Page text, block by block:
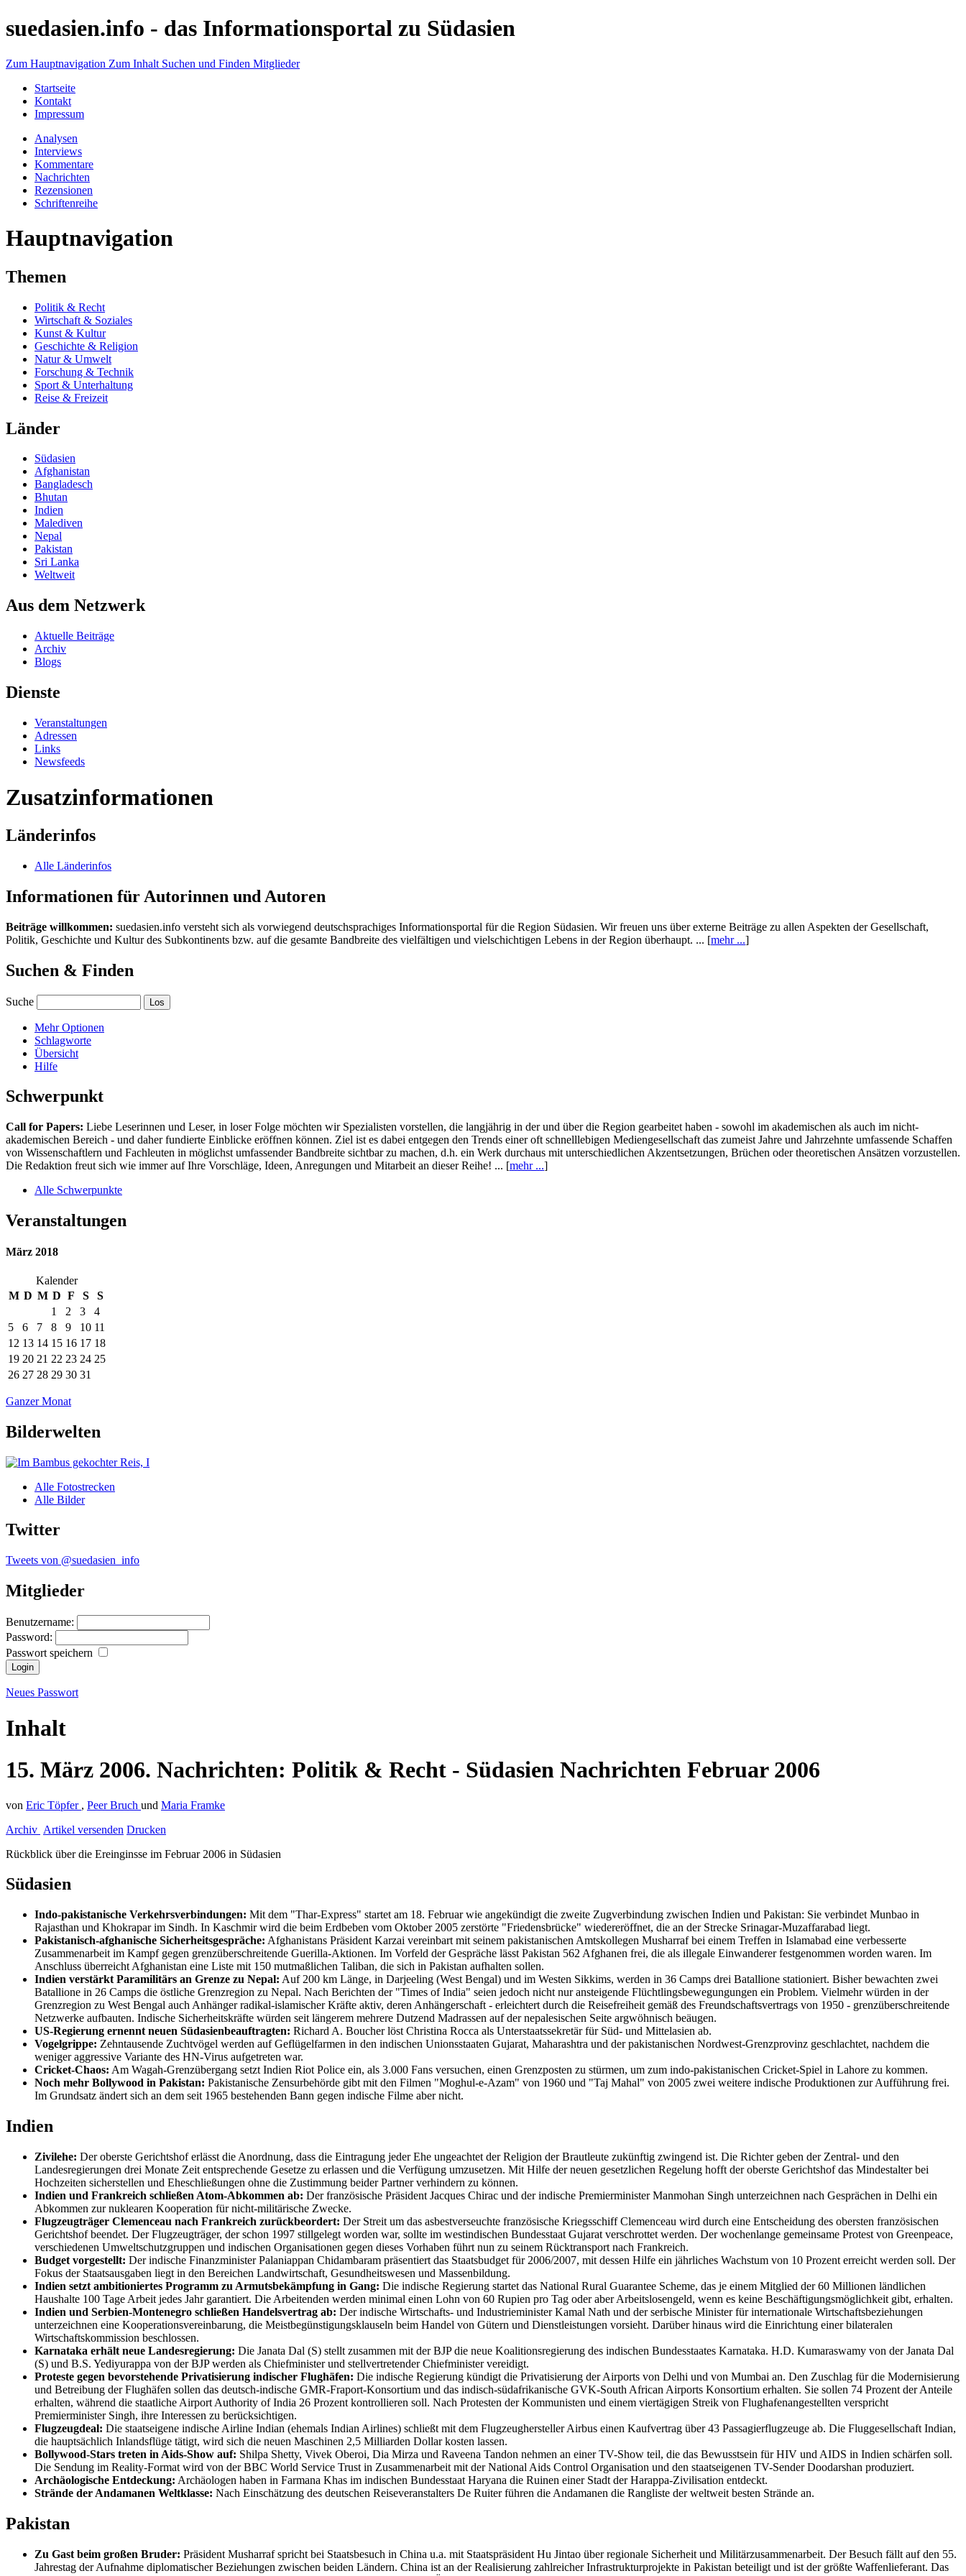
suedasien.info - das Informationsportal zu Südasien
Zum Hauptnavigation Zum Inhalt Suchen und Finden Mitglieder
Startseite
Kontakt
Impressum
Analysen
Interviews
Kommentare
Nachrichten
Rezensionen
Schriftenreihe
Hauptnavigation
Themen
Politik & Recht
Wirtschaft & Soziales
Kunst & Kultur
Geschichte & Religion
Natur & Umwelt
Forschung & Technik
Sport & Unterhaltung
Reise & Freizeit
Länder
Südasien
Afghanistan
Bangladesch
Bhutan
Indien
Malediven
Nepal
Pakistan
Sri Lanka
Weltweit
Aus dem Netzwerk
Aktuelle Beiträge
Archiv
Blogs
Dienste
Veranstaltungen
Adressen
Links
Newsfeeds
Zusatzinformationen
Länderinfos
Alle Länderinfos
Informationen für Autorinnen und Autoren
Beiträge willkommen: suedasien.info versteht sich als vorwiegend deutschsprachiges Informationsportal für die Region Südasien. Wir freuen uns über externe Beiträge zu allen Aspekten der Gesellschaft,
Politik, Geschichte und Kultur des Subkontinents bzw. auf die gesamte Bandbreite des vielfältigen und vielschichtigen Lebens in der Region überhaupt. ... [mehr ...]
Suchen & Finden
Suche
Mehr Optionen
Schlagworte
Übersicht
Hilfe
Schwerpunkt
Call for Papers: Liebe Leserinnen und Leser, in loser Folge möchten wir Spezialisten vorstellen, die langjährig in der und über die Region gearbeitet haben - sowohl im akademischen als auch im nicht-
akademischen Bereich - und daher fundierte Einblicke eröffnen können. Ziel ist es dabei entgegen den Trends einer oft schnelllebigen Mediengesellschaft das zumeist Jahre und Jahrzehnte umfassende Schaffen
von Wissenschaftlern und Fachleuten in möglichst umfassender Bandbreite sichtbar zu machen, d.h. ein Werk durchaus mit unterschiedlichen Akzentsetzungen, Brüchen oder theoretischen Ansätzen vorzustellen.
Die Redaktion freut sich wie immer auf Ihre Vorschläge, Ideen, Anregungen und Mitarbeit an dieser Reihe! ... [mehr ...]
Alle Schwerpunkte
Veranstaltungen
März 2018
Kalender
M D M D F S
S
1
2 3
4
5
6 7 8 9 10 11
12 13 14 15 16 17 18
19 20 21 22 23 24 25
26 27 28 29 30 31
Ganzer Monat
Bilderwelten
Alle Fotostrecken
Alle Bilder
Twitter
Tweets von @suedasien_info
Mitglieder
Benutzername:
Password:
Passwort speichern
Neues Passwort
Inhalt
15. März 2006. Nachrichten: Politik & Recht - Südasien Nachrichten Februar 2006
von Eric Töpfer , Peer Bruch und Maria Framke
Archiv Artikel versenden Drucken
Rückblick über die Ereinginsse im Februar 2006 in Südasien
Südasien
Indo-pakistanische Verkehrsverbindungen: Mit dem "Thar-Express" startet am 18. Februar wie angekündigt die zweite Zugverbindung zwischen Indien und Pakistan: Sie verbindet Munbao in
Rajasthan und Khokrapar im Sindh. In Kaschmir wird die beim Erdbeben vom Oktober 2005 zerstörte "Friedensbrücke" wiedereröffnet, die an der Strecke Srinagar-Muzaffarabad liegt.
Pakistanisch-afghanische Sicherheitsgespräche: Afghanistans Präsident Karzai vereinbart mit seinem pakistanischen Amtskollegen Musharraf bei einem Treffen in Islamabad eine verbesserte
Zusammenarbeit im Kampf gegen grenzüberschreitende Guerilla-Aktionen. Im Vorfeld der Gespräche lässt Pakistan 562 Afghanen frei, die als illegale Einwanderer festgenommen worden waren. Im
Anschluss überreicht Afghanistan eine Liste mit 150 mutmaßlichen Taliban, die sich in Pakistan aufhalten sollen.
Indien verstärkt Paramilitärs an Grenze zu Nepal: Auf 200 km Länge, in Darjeeling (West Bengal) und im Westen Sikkims, werden in 36 Camps drei Batallione stationiert. Bisher bewachten zwei
Batallione in 26 Camps die östliche Grenzregion zu Nepal. Nach Berichten der "Times of India" seien jedoch nicht nur ansteigende Flüchtlingsbewegungungen ein Problem. Vielmehr würden in der
Grenzregion zu West Bengal auch Anhänger radikal-islamischer Kräfte aktiv, deren Anhängerschaft - erleichtert durch die Reisefreiheit gemäß des Freundschaftsvertrags von 1950 - grenzüberschreitende
Netzwerke aufbauten. Indische Sicherheitskräfte würden seit längerem mehrere Dutzend Madrassen auf der nepalesischen Seite argwöhnisch beäugen.
US-Regierung ernennt neuen Südasienbeauftragten: Richard A. Boucher löst Christina Rocca als Unterstaatssekretär für Süd- und Mittelasien ab.
Vogelgrippe: Zehntausende Zuchtvögel werden auf Geflügelfarmen in den indischen Unionsstaaten Gujarat, Maharashtra und der pakistanischen Nordwest-Grenzprovinz geschlachtet, nachdem die
weniger aggressive Variante des HN-Virus aufgetreten war.
Cricket-Chaos: Am Wagah-Grenzübergang setzt Indien Riot Police ein, als 3.000 Fans versuchen, einen Grenzposten zu stürmen, um zum indo-pakistanischen Cricket-Spiel in Lahore zu kommen.
Noch mehr Bollywood in Pakistan: Pakistanische Zensurbehörde gibt mit den Filmen "Moghul-e-Azam" von 1960 und "Taj Mahal" von 2005 zwei weitere indische Produktionen zur Aufführung frei.
Im Grundsatz ändert sich an dem seit 1965 bestehenden Bann gegen indische Filme aber nicht.
Indien
Zivilehe: Der oberste Gerichtshof erlässt die Anordnung, dass die Eintragung jeder Ehe ungeachtet der Religion der Brautleute zukünftig zwingend ist. Die Richter geben der Zentral- und den
Landesregierungen drei Monate Zeit entsprechende Gesetze zu erlassen und die Verfügung umzusetzen. Mit Hilfe der neuen gesetzlichen Regelung hofft der oberste Gerichtshof das Mindestalter bei
Hochzeiten sicherstellen und Eheschließungen ohne die Zustimmung beider Partner verhindern zu können.
Indien und Frankreich schließen Atom-Abkommen ab: Der französische Präsident Jacques Chirac und der indische Premierminister Manmohan Singh unterzeichnen nach Gesprächen in Delhi ein
Abkommen zur nuklearen Kooperation für nicht-militärische Zwecke.
Flugzeugträger Clemenceau nach Frankreich zurückbeordert: Der Streit um das asbestverseuchte französische Kriegsschiff Clemenceau wird durch eine Entscheidung des obersten französischen
Gerichtshof beendet. Der Flugzeugträger, der schon 1997 stillgelegt worden war, sollte im westindischen Bundesstaat Gujarat verschrottet werden. Der wochenlange gemeinsame Protest von Greenpeace,
verschiedenen Umweltschutzgruppen und indischen Organisationen gegen dieses Vorhaben führt nun zu seinem Rücktransport nach Frankreich.
Budget vorgestellt: Der indische Finanzminister Palaniappan Chidambaram präsentiert das Staatsbudget für 2006/2007, mit dessen Hilfe ein jährliches Wachstum von 10 Prozent erreicht werden soll. Der
Fokus der Staatsausgaben liegt in den Bereichen Landwirtschaft, Gesundheitswesen und Massenbildung.
Indien setzt ambitioniertes Programm zu Armutsbekämpfung in Gang: Die indische Regierung startet das National Rural Guarantee Scheme, das je einem Mitglied der 60 Millionen ländlichen
Haushalte 100 Tage Arbeit jedes Jahr garantiert. Die Arbeitenden werden minimal einen Lohn von 60 Rupien pro Tag oder aber Arbeitslosengeld, wenn es keine Beschäftigungsmöglichkeit gibt, erhalten.
Indien und Serbien-Montenegro schließen Handelsvertrag ab: Der indische Wirtschafts- und Industrieminister Kamal Nath und der serbische Minister für internationale Wirtschaftsbeziehungen
unterzeichnen eine Kooperationsvereinbarung, die Meistbegünstigungsklauseln beim Handel von Gütern und Dienstleistungen vorsieht. Darüber hinaus wird die Einrichtung einer bilateralen
Wirtschaftskommission beschlossen.
Karnataka erhält neue Landesregierung: Die Janata Dal (S) stellt zusammen mit der BJP die neue Koalitionsregierung des indischen Bundesstaates Karnataka. H.D. Kumaraswamy von der Janata Dal
(S) und B.S. Yediyurappa von der BJP werden als Chiefminister und stellvertretender Chiefminister vereidigt.
Proteste gegen bevorstehende Privatisierung indischer Flughäfen: Die indische Regierung kündigt die Privatisierung der Airports von Delhi und von Mumbai an. Den Zuschlag für die Modernisierung
und Betreibung der Flughäfen sollen das deutsch-indische GMR-Fraport-Konsortium und das indisch-südafrikanische GVK-South African Airports Konsortium erhalten. Sie sollen 74 Prozent der Anteile
erhalten, während die staatliche Airport Authority of India 26 Prozent kontrollieren soll. Nach Protesten der Kommunisten und einem viertägigen Streik von Flughafenangestellten verspricht
Premierminister Singh, ihre Interessen zu berücksichtigen.
Flugzeugdeal: Die staatseigene indische Airline Indian (ehemals Indian Airlines) schließt mit dem Flugzeughersteller Airbus einen Kaufvertrag über 43 Passagierflugzeuge ab. Die Fluggesellschaft Indian,
die hauptsächlich Inlandsflüge tätigt, wird sich die neuen Maschinen 2,5 Milliarden Dollar kosten lassen.
Bollywood-Stars treten in Aids-Show auf: Shilpa Shetty, Vivek Oberoi, Dia Mirza und Raveena Tandon nehmen an einer TV-Show teil, die das Bewusstsein für HIV und AIDS in Indien schärfen soll.
Die Sendung im Reality-Format wird von der BBC World Service Trust in Zusammenarbeit mit der National Aids Control Organisation und den staatseigenen TV-Sender Doodarshan produziert.
Archäologische Entdeckung: Archäologen haben in Farmana Khas im indischen Bundesstaat Haryana die Ruinen einer Stadt der Harappa-Zivilisation entdeckt.
Strände der Andamanen Weltklasse: Nach Einschätzung des deutschen Reiseveranstalters De Ruiter führen die Andamanen die Rangliste der weltweit besten Strände an.
Pakistan
Zu Gast beim großen Bruder: Präsident Musharraf spricht bei Staatsbesuch in China u.a. mit Staatspräsident Hu Jintao über regionale Sicherheit und Militärzusammenarbeit. Der Besuch fällt auf den 55.
Jahrestag der Aufnahme diplomatischer Beziehungen zwischen beiden Ländern. China ist an der Realisierung zahlreicher Infrastrukturprojekte in Pakistan beteiligt und ist der größte Waffenlieferant. Das